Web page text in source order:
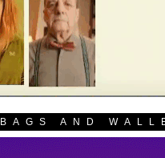
BAGS AND